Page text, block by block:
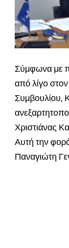
Σύμφωνα με
από λίγο
Συμβουλίου,
Χριστιάνας
Αυτή την
Παναγιώτη